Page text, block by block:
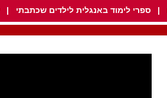
| ספרי לימוד באנגלית לילדים שכתבתי |